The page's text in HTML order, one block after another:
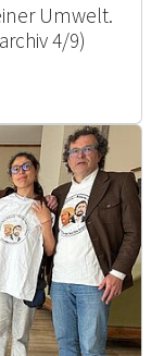
Umwelt.
4/9)